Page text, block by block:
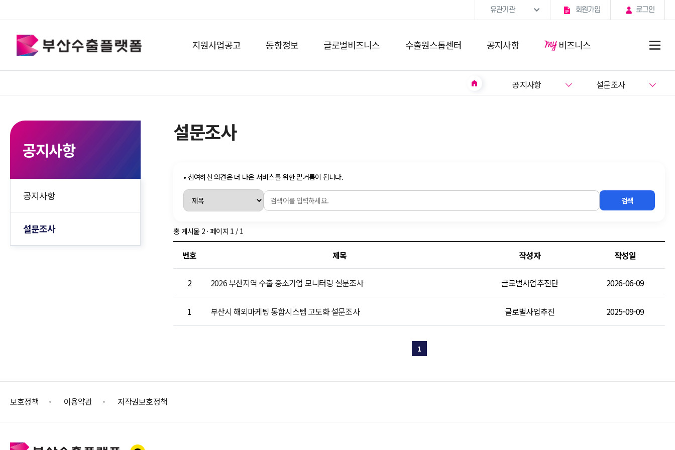
유관기관 회원가입 로그인
지원사업공고 동향정보 글로벌비즈니스 수출원스톱센터 공지사항 비즈니스
home 공지사항 설문조사
공지사항
공지사항
설문조사
설문조사
• 참여하신 의견은 더 나은 서비스를 위한 밑거름이 됩니다.
검색
총 게시물 2 · 페이지 1 / 1
번호 제목 작성자 작성일
2 2026 부산지역 수출 중소기업 모니터링 설문조사 글로벌사업추진단 2026-06-09
1 부산시 해외마케팅 통합시스템 고도화 설문조사 글로벌사업추진 2025-09-09
1
보호정책 이용약관 저작권보호정책
지원사업공고 연간지원사업계획
동향정보 기업등록현황 부산수출입통계
글로벌비즈니스 해외무역사무소안내 해외진출사례 바이어정보
수출애로컨설팅지원 수출교육프로그램
My비즈니스 기본정보관리 지원사업관리 첨부파일관리 나의상담내역 바이어매칭추천